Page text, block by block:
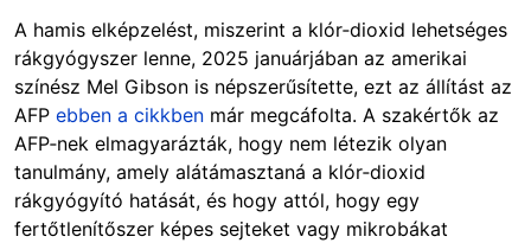
A hamis elképzelést, miszerint a klór‑dioxid lehetséges
rákgyógyszer lenne, 2025 januárjában az amerikai
színész Mel Gibson is népszerűsítette, ezt az állítást az
AFP ebben a cikkben már megcáfolta. A szakértők az
AFP‑nek elmagyarázták, hogy nem létezik olyan
tanulmány, amely alátámasztaná a klór‑dioxid
rákgyógyító hatását, és hogy attól, hogy egy
fertőtlenítőszer képes sejteket vagy mikrobákat